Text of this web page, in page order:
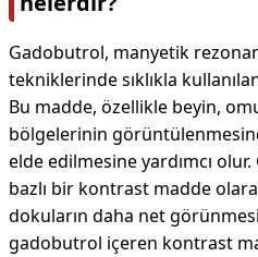
Gadobutrol, manyetik
tekniklerinde sıklıkla
Bu madde, özellikle beyin,
bölgelerinin
elde edilmesine yardımcı
bazlı bir kontrast madde
dokuların daha net
gadobutrol içeren kontrast